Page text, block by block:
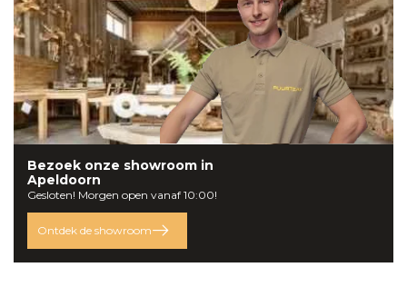
Bezoek onze showroom in
Apeldoorn
Gesloten! Morgen open vanaf 10:00!
Ontdek de showroom